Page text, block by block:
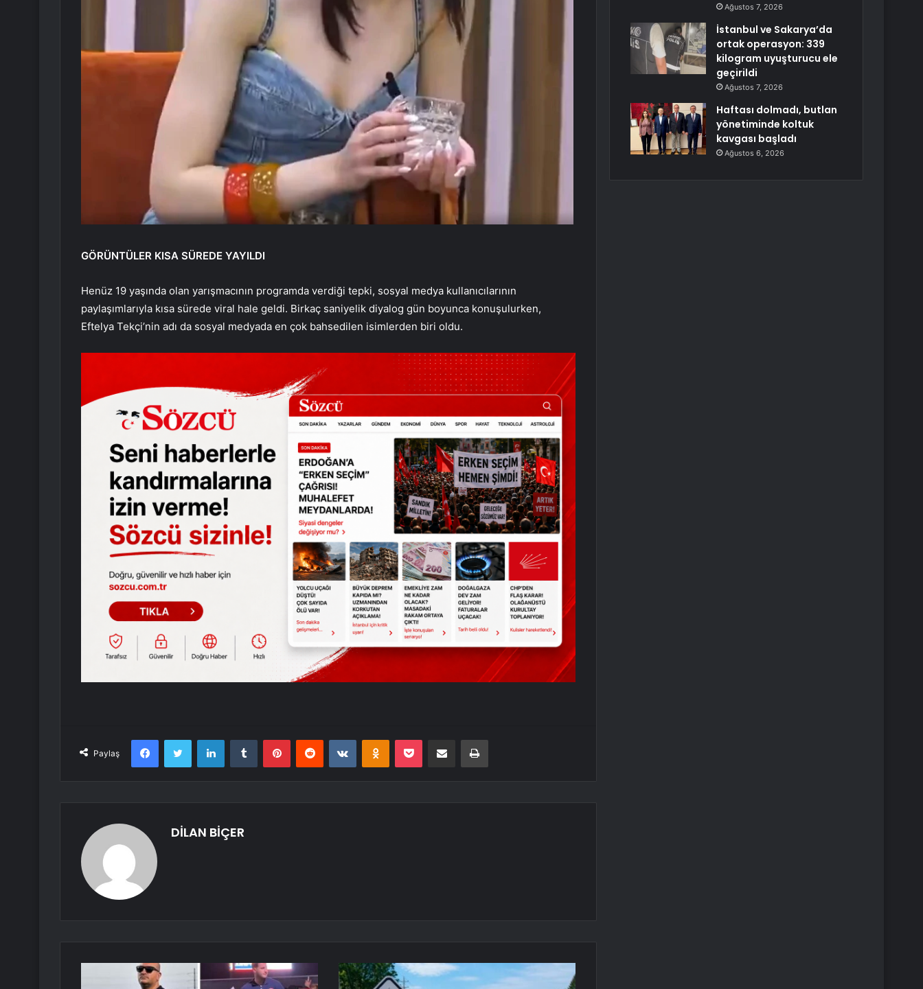
GÖRÜNTÜLER KISA SÜREDE YAYILDI
Henüz 19 yaşında olan yarışmacının programda verdiği tepki, sosyal medya kullanıcılarının
paylaşımlarıyla kısa sürede viral hale geldi. Birkaç saniyelik diyalog gün boyunca konuşulurken,
Eftelya Tekçi’nin adı da sosyal medyada en çok bahsedilen isimlerden biri oldu.
Paylaş
FacebookTwitter LinkedInTumblr PinterestReddit VKontakteOdnoklassniki
Pocket E-Posta ile paylaş Yazdır
DİLAN BİÇER
Ağustos 7, 2026
İstanbul ve Sakarya’da
ortak operasyon: 339
kilogram uyuşturucu ele
geçirildi
Ağustos 7, 2026
Haftası dolmadı, butlan
yönetiminde koltuk
kavgası başladı
Ağustos 6, 2026